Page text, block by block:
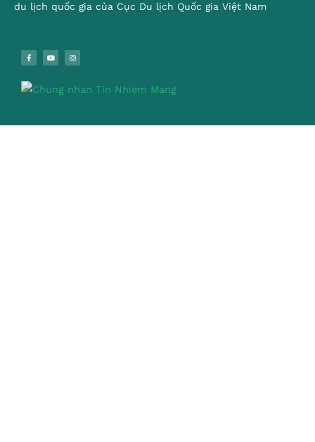
du lịch quốc gia của Cục Du lịch Quốc gia Việt Nam